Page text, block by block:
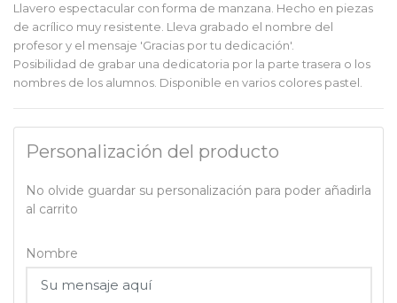
Llavero espectacular con forma de manzana. Hecho en piezas
de acrílico muy resistente. Lleva grabado el nombre del
profesor y el mensaje 'Gracias por tu dedicación'.
Posibilidad de grabar una dedicatoria por la parte trasera o los
nombres de los alumnos. Disponible en varios colores pastel.
Personalización del producto
No olvide guardar su personalización para poder añadirla
al carrito
Nombre